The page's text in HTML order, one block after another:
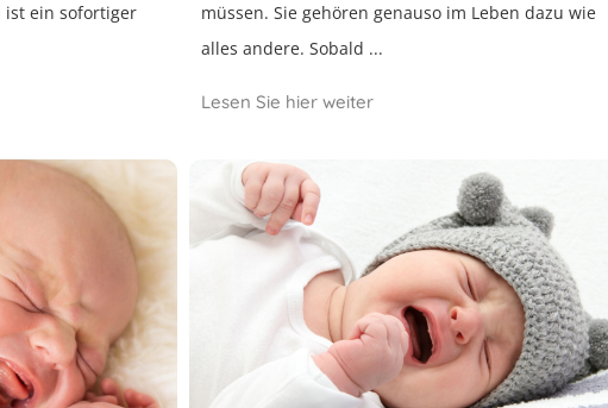
ist ein sofortiger
müssen. Sie gehören genauso im Leben dazu wie
alles andere. Sobald ...
Lesen Sie hier weiter